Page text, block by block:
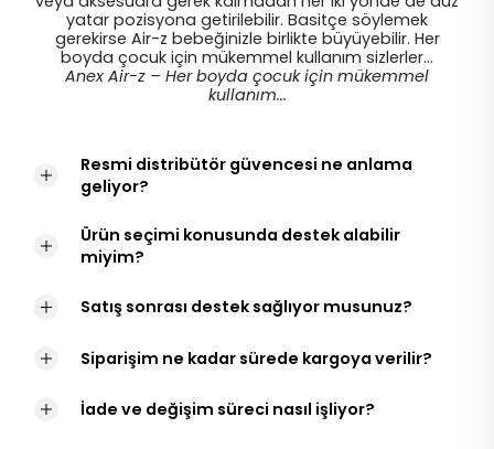
yatar pozisyona getirilebilir. Basitçe söylemek
gerekirse Air-z bebeğinizle birlikte büyüyebilir. Her
boyda çocuk için mükemmel kullanım sizlerler...
Anex Air-z – Her boyda çocuk için mükemmel
kullanım...
Resmi distribütör güvencesi ne anlama
geliyor?
Ürün seçimi konusunda destek alabilir
miyim?
Satış sonrası destek sağlıyor musunuz?
Siparişim ne kadar sürede kargoya verilir?
İade ve değişim süreci nasıl işliyor?